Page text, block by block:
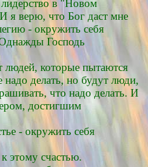
в "Новом
я верю, что Бог даст мне
- окружить себя
Господь
людей, которые пытаются
делать, но будут люди,
что надо делать. И
достигшим
- окружить себя
этому счастью.